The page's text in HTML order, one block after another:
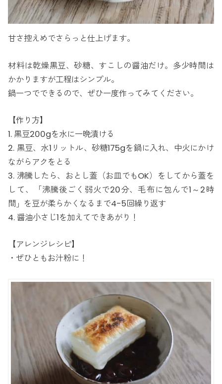
甘さ控えめでさらっと仕上げます。
材料は乾燥黒豆、砂糖、すこしの醤油だけ。多少時間は
かかりますが工程はシンプル。
鍋一つでできるので、ぜひ一度作ってみてください。
【作り方】
1. 黒豆200gを水に一晩漬ける
2. 黒豆、水1リットル、砂糖175gを鍋に入れ、中火にかけ
ながらアクをとる
3. 沸騰したら、おとし蓋（お皿でもOK）をしてから蓋を
して、「沸騰後ごく弱火で20分、毛布に包んで1～2時
間」を豆が柔らかくなるまで4-5回繰り返す
4. 醤油小さじ1を加えてできあがり！
【アレンジレシピ】
・ぜひともお汁粉に！